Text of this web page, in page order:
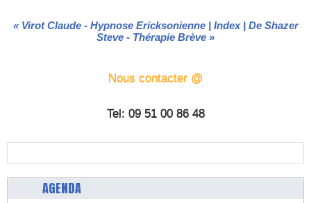
« Virot Claude - Hypnose Ericksonienne | Index | De Shazer
Steve - Thérapie Brève »
Nous contacter @
Tel: 09 51 00 86 48
AGENDA